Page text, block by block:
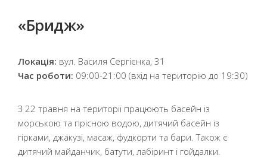
«Бридж»
Локація: вул. Василя Сергієнка, 31
Час роботи: 09:00-21:00 (вхід на територію до 19:30)
З 22 травня на території працюють басейн із
морською та прісною водою, дитячий басейн із
гірками, джакузі, масаж, фудкорти та бари. Також є
дитячий майданчик, батути, лабіринт і гойдалки.